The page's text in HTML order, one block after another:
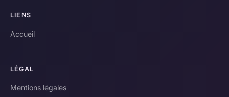
LIENS
Accueil
LÉGAL
Mentions légales